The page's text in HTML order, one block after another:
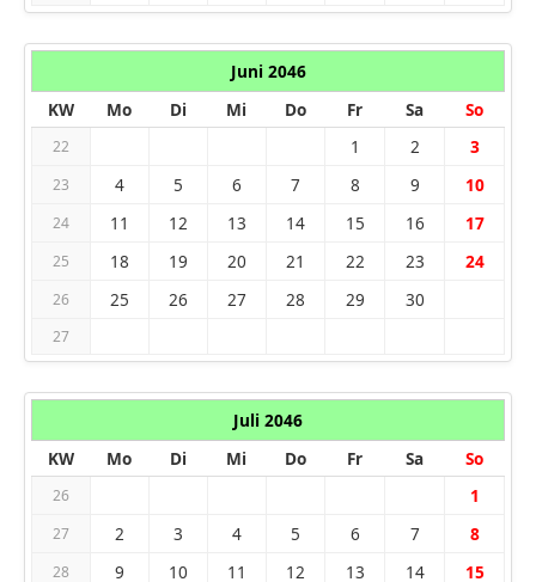
Juni 2046
KW
Mo Di Mi Do Fr Sa So
22 1 2 3
23 4 5 6 7 8 9 10
24 11 12 13 14 15 16 17
25 18 19 20 21 22 23 24
26 25 26 27 28 29 30
27
Juli 2046
KW
Mo Di Mi Do Fr Sa So
26 1
27 2 3 4 5 6 7 8
28 9 10 11 12 13 14 15